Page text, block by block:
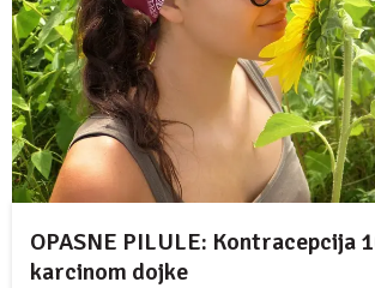
OPASNE PILULE: Kontracepcija
karcinom dojke